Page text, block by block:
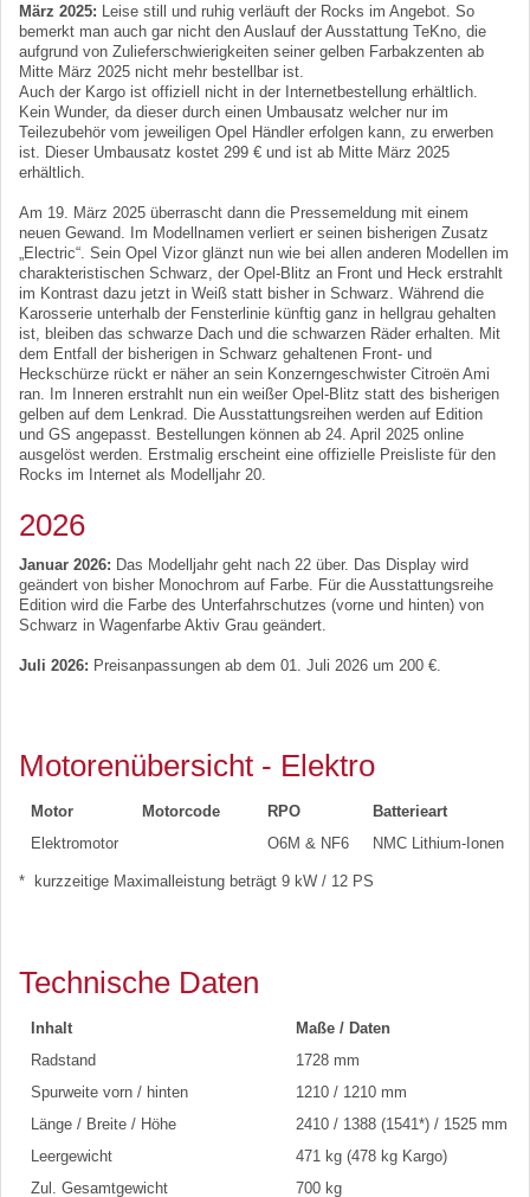
März 2025: Leise still und ruhig verläuft der Rocks im Angebot. So
bemerkt man auch gar nicht den Auslauf der Ausstattung TeKno, die
aufgrund von Zulieferschwierigkeiten seiner gelben Farbakzenten ab
Mitte März 2025 nicht mehr bestellbar ist.
Auch der Kargo ist offiziell nicht in der Internetbestellung erhältlich.
Kein Wunder, da dieser durch einen Umbausatz welcher nur im
Teilezubehör vom jeweiligen Opel Händler erfolgen kann, zu erwerben
ist. Dieser Umbausatz kostet 299 € und ist ab Mitte März 2025
erhältlich.
Am 19. März 2025 überrascht dann die Pressemeldung mit einem
neuen Gewand. Im Modellnamen verliert er seinen bisherigen Zusatz
„Electric“. Sein Opel Vizor glänzt nun wie bei allen anderen Modellen im
charakteristischen Schwarz, der Opel-Blitz an Front und Heck erstrahlt
im Kontrast dazu jetzt in Weiß statt bisher in Schwarz. Während die
Karosserie unterhalb der Fensterlinie künftig ganz in hellgrau gehalten
ist, bleiben das schwarze Dach und die schwarzen Räder erhalten. Mit
dem Entfall der bisherigen in Schwarz gehaltenen Front- und
Heckschürze rückt er näher an sein Konzerngeschwister Citroën Ami
ran. Im Inneren erstrahlt nun ein weißer Opel-Blitz statt des bisherigen
gelben auf dem Lenkrad. Die Ausstattungsreihen werden auf Edition
und GS angepasst. Bestellungen können ab 24. April 2025 online
ausgelöst werden. Erstmalig erscheint eine offizielle Preisliste für den
Rocks im Internet als Modelljahr 20.
2026
Januar 2026: Das Modelljahr geht nach 22 über. Das Display wird
geändert von bisher Monochrom auf Farbe. Für die Ausstattungsreihe
Edition wird die Farbe des Unterfahrschutzes (vorne und hinten) von
Schwarz in Wagenfarbe Aktiv Grau geändert.
Juli 2026: Preisanpassungen ab dem 01. Juli 2026 um 200 €.
Motorenübersicht - Elektro
Motor Motorcode RPO Batterieart
Elektromotor
O6M & NF6 NMC Lithium-Ionen
* kurzzeitige Maximalleistung beträgt 9 kW / 12 PS
Technische Daten
Inhalt
Maße / Daten
Radstand
1728 mm
Spurweite vorn / hinten
1210 / 1210 mm
Länge / Breite / Höhe
2410 / 1388 (1541*) / 1525 mm
Leergewicht
471 kg (478 kg Kargo)
Zul. Gesamtgewicht
700 kg